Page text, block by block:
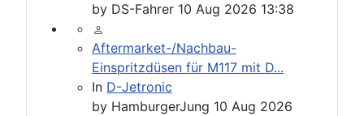
by DS-Fahrer 10 Aug 2026 13:38
Aftermarket-/Nachbau-
Einspritzdüsen für M117 mit D...
In D-Jetronic
by HamburgerJung 10 Aug 2026